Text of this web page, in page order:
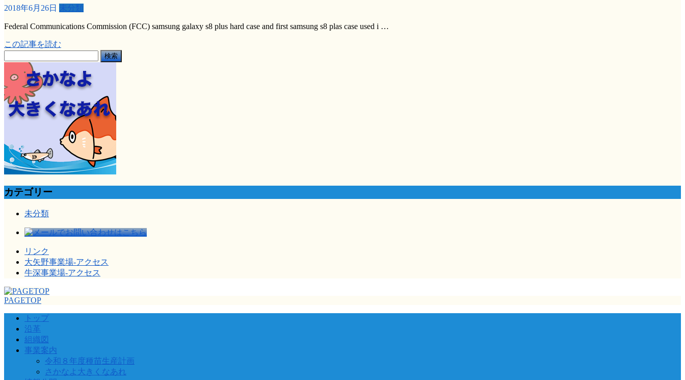
2018年6月26日 未分類
Federal Communications Commission (FCC) samsung galaxy s8 plus hard case and first samsung s8 plas case used i …
この記事を読む
索:
カテゴリー
未分類
リンク
大矢野事業場-アクセス
牛深事業場-アクセス
PAGETOP
トップ
沿革
組織図
事業案内
令和８年度種苗生産計画
さかなよ大きくなあれ